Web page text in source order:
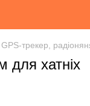
трекер,
для хатніх